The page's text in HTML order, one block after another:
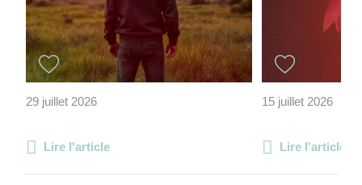
29 juillet 2026
Lire l'article
15 juillet 2026
Lire l'article